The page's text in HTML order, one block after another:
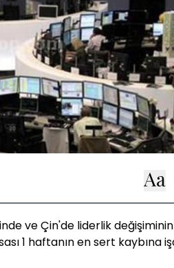
ve Çin'de liderlik değişiminin
1 haftanın en sert kaybına